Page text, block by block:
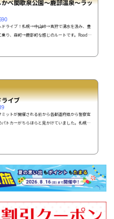
べ間歇泉公園～鹿部温泉～ラッ
ドライブ！札幌→中山峠→真狩で湧水を汲み、豊
り、森町→鹿部町な感じのルートです。Roadsi
イブ
ットが開催される前から各都道府県から警察官
トカーがちらほらと見かけていました。札幌で
手前で検問が。前に２...